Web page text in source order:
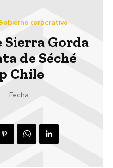
corporativo
Sierra Gorda
de Séché
Chile
Fecha: